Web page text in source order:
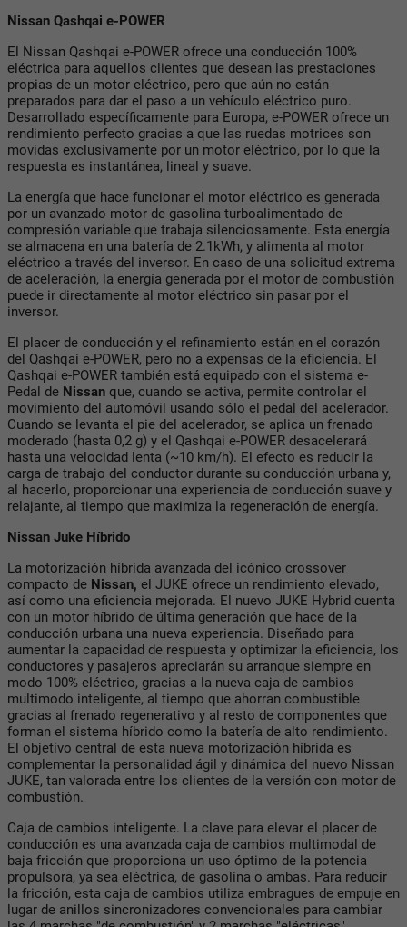
Nissan Qashqai e-POWER
El Nissan Qashqai e-POWER ofrece una conducción 100%
eléctrica para aquellos clientes que desean las prestaciones
propias de un motor eléctrico, pero que aún no están
preparados para dar el paso a un vehículo eléctrico puro.
Desarrollado específicamente para Europa, e-POWER ofrece un
rendimiento perfecto gracias a que las ruedas motrices son
movidas exclusivamente por un motor eléctrico, por lo que la
respuesta es instantánea, lineal y suave.
La energía que hace funcionar el motor eléctrico es generada
por un avanzado motor de gasolina turboalimentado de
compresión variable que trabaja silenciosamente. Esta energía
se almacena en una batería de 2.1kWh, y alimenta al motor
eléctrico a través del inversor. En caso de una solicitud extrema
de aceleración, la energía generada por el motor de combustión
puede ir directamente al motor eléctrico sin pasar por el
inversor.
El placer de conducción y el refinamiento están en el corazón
del Qashqai e-POWER, pero no a expensas de la eficiencia. El
Qashqai e-POWER también está equipado con el sistema e-
Pedal de Nissan que, cuando se activa, permite controlar el
movimiento del automóvil usando sólo el pedal del acelerador.
Cuando se levanta el pie del acelerador, se aplica un frenado
moderado (hasta 0,2 g) y el Qashqai e-POWER desacelerará
hasta una velocidad lenta (~10 km/h). El efecto es reducir la
carga de trabajo del conductor durante su conducción urbana y,
al hacerlo, proporcionar una experiencia de conducción suave y
relajante, al tiempo que maximiza la regeneración de energía.
Nissan Juke Híbrido
La motorización híbrida avanzada del icónico crossover
compacto de Nissan, el JUKE ofrece un rendimiento elevado,
así como una eficiencia mejorada. El nuevo JUKE Hybrid cuenta
con un motor híbrido de última generación que hace de la
conducción urbana una nueva experiencia. Diseñado para
aumentar la capacidad de respuesta y optimizar la eficiencia, los
conductores y pasajeros apreciarán su arranque siempre en
modo 100% eléctrico, gracias a la nueva caja de cambios
multimodo inteligente, al tiempo que ahorran combustible
gracias al frenado regenerativo y al resto de componentes que
forman el sistema híbrido como la batería de alto rendimiento.
El objetivo central de esta nueva motorización híbrida es
complementar la personalidad ágil y dinámica del nuevo Nissan
JUKE, tan valorada entre los clientes de la versión con motor de
combustión.
Caja de cambios inteligente. La clave para elevar el placer de
conducción es una avanzada caja de cambios multimodal de
baja fricción que proporciona un uso óptimo de la potencia
propulsora, ya sea eléctrica, de gasolina o ambas. Para reducir
la fricción, esta caja de cambios utiliza embragues de empuje en
lugar de anillos sincronizadores convencionales para cambiar